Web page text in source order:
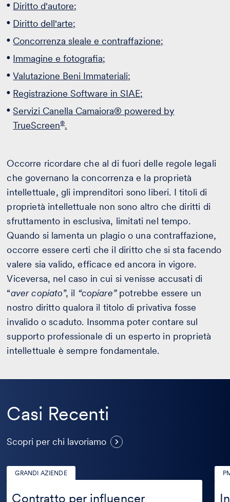
Diritto d'autore;
Diritto dell'arte;
Concorrenza sleale e contraffazione;
Immagine e fotografia;
Valutazione Beni Immateriali;
Registrazione Software in SIAE;
Servizi Canella Camaiora® powered by
TrueScreen®.
Occorre ricordare che al di fuori delle regole legali
che governano la concorrenza e la proprietà
intellettuale, gli imprenditori sono liberi. I titoli di
proprietà intellettuale non sono altro che diritti di
sfruttamento in esclusiva, limitati nel tempo.
Quando si lamenta un plagio o una contraffazione,
occorre essere certi che il diritto che si sta facendo
valere sia valido, efficace ed ancora in vigore.
Viceversa, nel caso in cui si venisse accusati di
“aver copiato”, il “copiare”potrebbe essere un
nostro diritto qualora il titolo di privativa fosse
invalido o scaduto. Insomma poter contare sul
supporto professionale di un esperto in proprietà
intellettuale è sempre fondamentale.
Casi Recenti
Scopri per chi lavoriamo
GRANDI AZIENDE
Contratto per influencer
Contratto
per